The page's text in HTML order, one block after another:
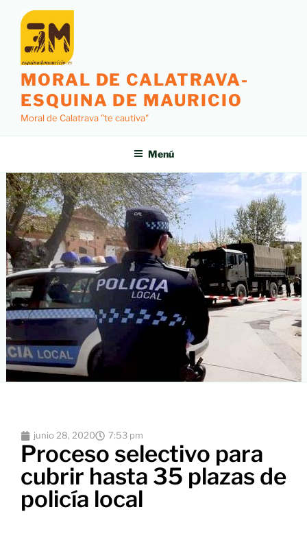
MORAL DE CALATRAVA-
ESQUINA DE MAURICIO
Moral de Calatrava "te cautiva"
Menú
junio 28, 2020 7:53 pm
Proceso selectivo para
cubrir hasta 35 plazas de
policía local